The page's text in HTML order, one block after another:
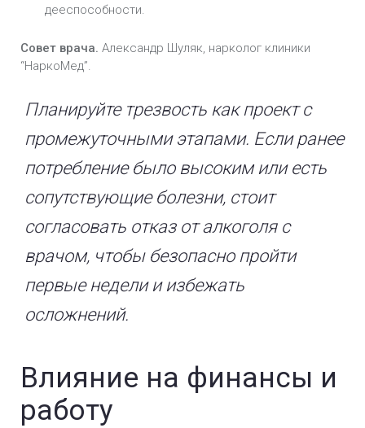
дееспособности.
Совет врача. Александр Шуляк, нарколог клиники
“НаркоМед”.
Планируйте трезвость как проект с
промежуточными этапами. Если ранее
потребление было высоким или есть
сопутствующие болезни, стоит
согласовать отказ от алкоголя с
врачом, чтобы безопасно пройти
первые недели и избежать
осложнений.
Влияние на финансы и
работу